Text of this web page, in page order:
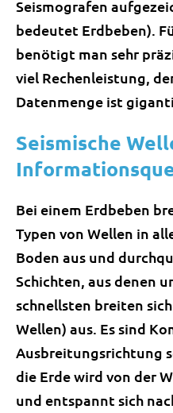
Seismografen
bedeutet Erdbeben).
benötigt man sehr
viel Rechenleistung,
Datenmenge ist
Seismische
Bei einem Erdbeben
Typen von Wellen in
Boden aus und
Schichten, aus denen
schnellsten breiten
Wellen) aus. Es sind
Ausbreitungsrichtung
die Erde wird von der
und entspannt sich